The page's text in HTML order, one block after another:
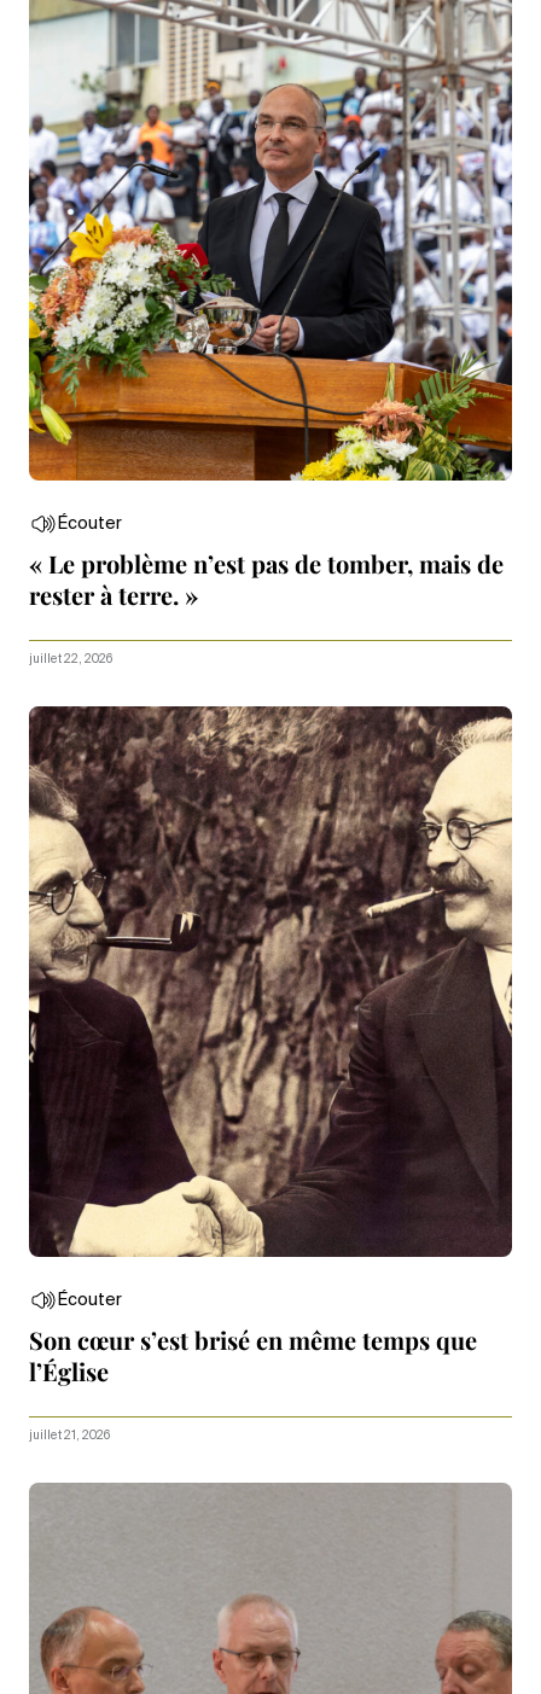
Écouter
« Le problème n’est pas de tomber, mais de
rester à terre. »
juillet 22, 2026
Écouter
Son cœur s’est brisé en même temps que
l’Église
juillet 21, 2026